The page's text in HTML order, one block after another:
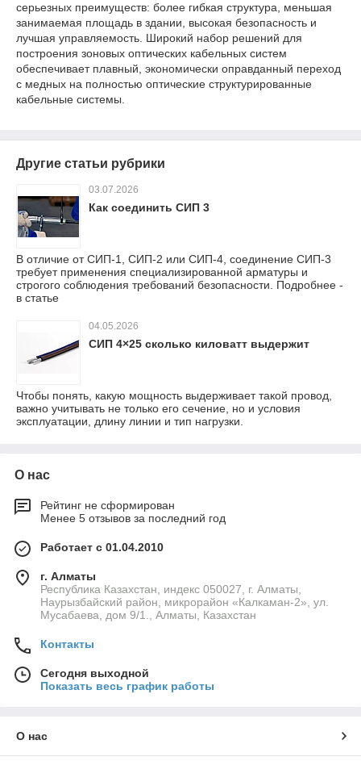
серьезных преимуществ: более гибкая структура, меньшая
занимаемая площадь в здании, высокая безопасность и
лучшая управляемость. Широкий набор решений для
построения зоновых оптических кабельных систем
обеспечивает плавный, экономически оправданный переход
с медных на полностью оптические структурированные
кабельные системы.
Другие статьи рубрики
03.07.2026
Как соединить СИП 3
В отличие от СИП-1, СИП-2 или СИП-4, соединение СИП-3
требует применения специализированной арматуры и
строгого соблюдения требований безопасности. Подробнее -
в статье
04.05.2026
СИП 4×25 сколько киловатт выдержит
Чтобы понять, какую мощность выдерживает такой провод,
важно учитывать не только его сечение, но и условия
эксплуатации, длину линии и тип нагрузки.
О нас
Рейтинг не сформирован
Менее 5 отзывов за последний год
Работает с 01.04.2010
г. Алматы
Республика Казахстан, индекс 050027, г. Алматы,
Наурызбайский район, микрорайон «Калкаман-2», ул.
Мусабаева, дом 9/1., Алматы, Казахстан
Контакты
Сегодня выходной
Показать весь график работы
О нас